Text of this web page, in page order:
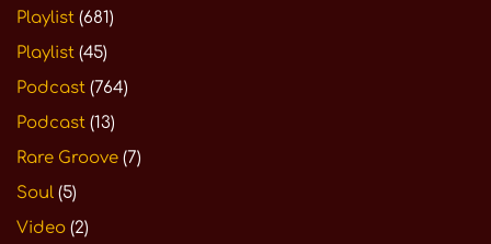
Playlist (681)
Playlist (45)
Podcast (764)
Podcast (13)
Rare Groove (7)
Soul (5)
Video (2)